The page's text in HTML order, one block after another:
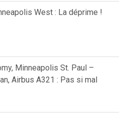
West : La déprime !
Minneapolis St. Paul –
Airbus A321 : Pas si mal